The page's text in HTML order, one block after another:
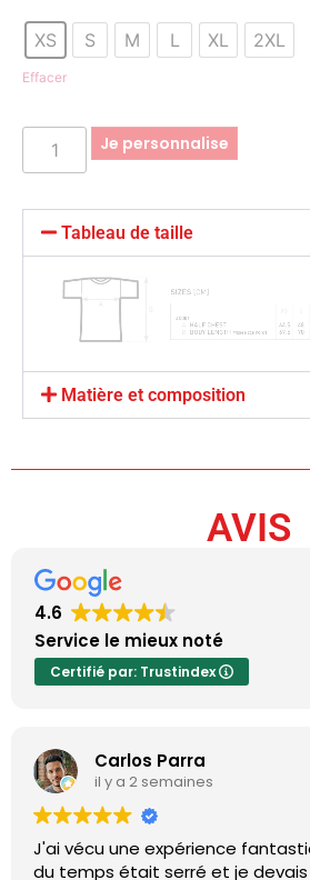
XS S M L XL 2XL
Effacer
Je personnalise
Tableau de taille
Matière et composition
AVIS
4.6
Service le mieux noté
Certifié par: Trustindex
Carlos Parra
il y a 2 semaines
J'ai vécu une expérience
du temps était serré et je devais